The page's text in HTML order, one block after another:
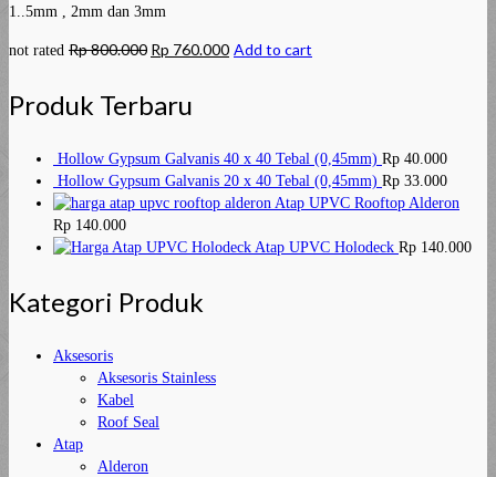
1..5mm , 2mm dan 3mm
not rated Rp800.000 Rp 760.000 Add to cart
Produk Terbaru
Hollow Gypsum Galvanis 40 x 40 Tebal (0,45mm) Rp 40.000
Hollow Gypsum Galvanis 20 x 40 Tebal (0,45mm) Rp 33.000
Atap UPVC Rooftop Alderon
Rp 140.000
Atap UPVC Holodeck Rp 140.000
Kategori Produk
Aksesoris
Aksesoris Stainless
Kabel
Roof Seal
Atap
Alderon